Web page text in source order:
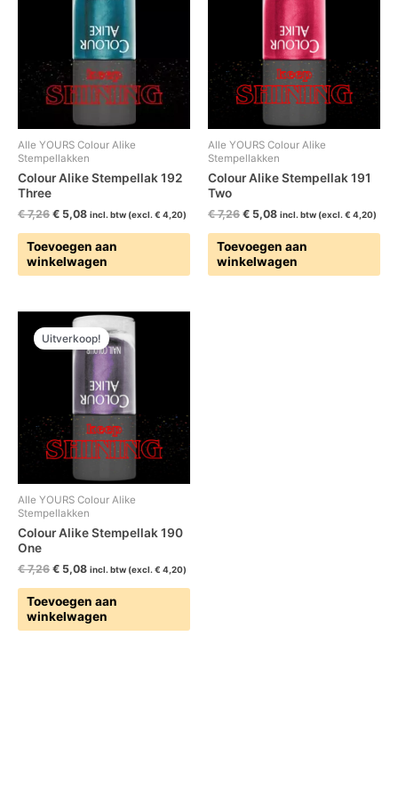
Alle YOURS Colour Alike
Stempellakken
Colour Alike Stempellak 192
Three
€7,26
€ 7,26.
€ 5,08
€ 5,08.
incl. btw (excl. € 4,20)
Toevoegen aan
winkelwagen
Alle YOURS Colour Alike
Stempellakken
Colour Alike Stempellak 191
Two
€7,26
€ 7,26.
€ 5,08
€ 5,08.
incl. btw (excl. € 4,20)
Toevoegen aan
winkelwagen
Uitverkoop!
Alle YOURS Colour Alike
Stempellakken
Colour Alike Stempellak 190
One
€7,26
Oorspronkelijke
prijs
was:
€ 7,26.
€ 5,08
Huidige
prijs
is:
€ 5,08.
incl. btw (excl. € 4,20)
Toevoegen aan
winkelwagen